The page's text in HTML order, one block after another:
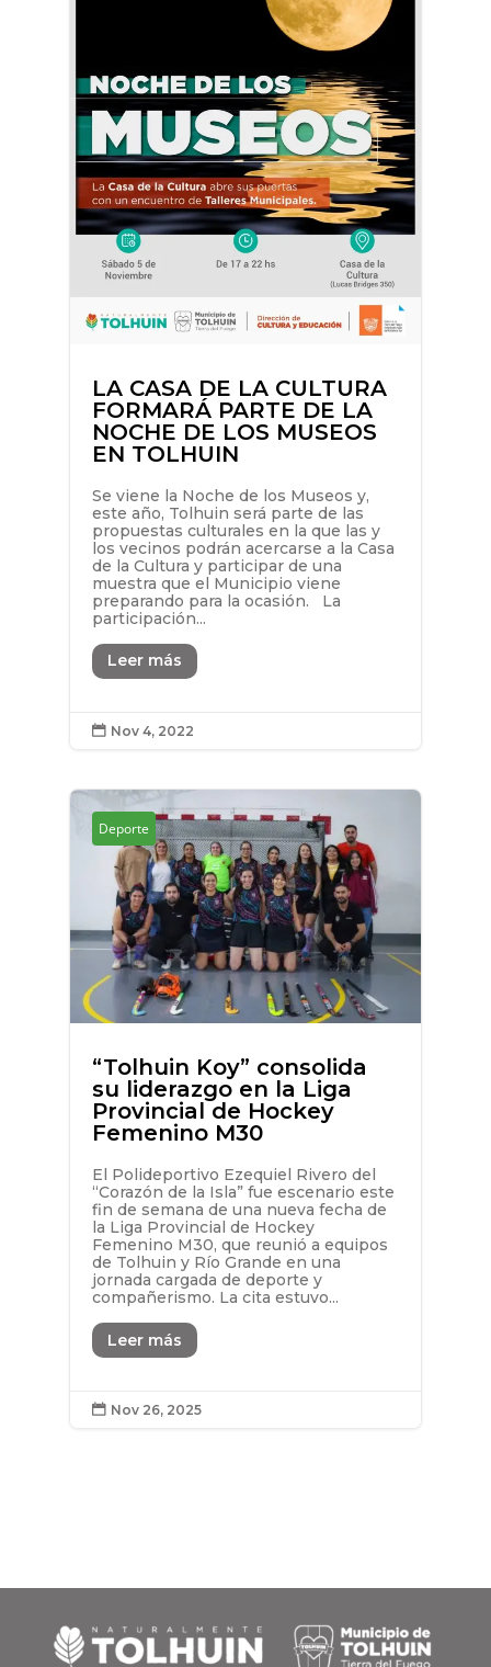
LA CASA DE LA CULTURA
FORMARÁ PARTE DE LA
NOCHE DE LOS MUSEOS
EN TOLHUIN
Se viene la Noche de los Museos y,
este año, Tolhuin será parte de las
propuestas culturales en la que las y
los vecinos podrán acercarse a la Casa
de la Cultura y participar de una
muestra que el Municipio viene
preparando para la ocasión. La
participación...
Leer más
 Nov 4, 2022
Deporte
“Tolhuin Koy” consolida
su liderazgo en la Liga
Provincial de Hockey
Femenino M30
El Polideportivo Ezequiel Rivero del
“Corazón de la Isla” fue escenario este
fin de semana de una nueva fecha de
la Liga Provincial de Hockey
Femenino M30, que reunió a equipos
de Tolhuin y Río Grande en una
jornada cargada de deporte y
compañerismo. La cita estuvo...
Leer más
 Nov 26, 2025